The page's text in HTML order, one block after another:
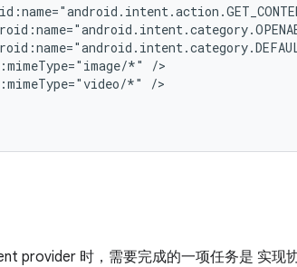
*"
*"
provider 时，需要完成的一项任务是 实现